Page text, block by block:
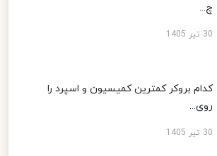
چ...
30 تیر 1405
کدام بروکر کمترین کمیسیون و اسپرد را
روی...
30 تیر 1405